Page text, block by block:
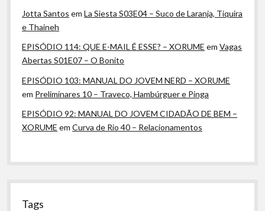
Jotta Santos emLa Siesta S03E04 – Suco de Laranja, Tiquira
e Thaineh
EPISÓDIO 114: QUE E-MAIL É ESSE? – XORUME emVagas
Abertas S01E07 – O Bonito
EPISÓDIO 103: MANUAL DO JOVEM NERD – XORUME
em Preliminares 10 – Traveco, Hambúrguer e Pinga
EPISÓDIO 92: MANUAL DO JOVEM CIDADÃO DE BEM –
XORUME emCurva de Rio 40 – Relacionamentos
Tags